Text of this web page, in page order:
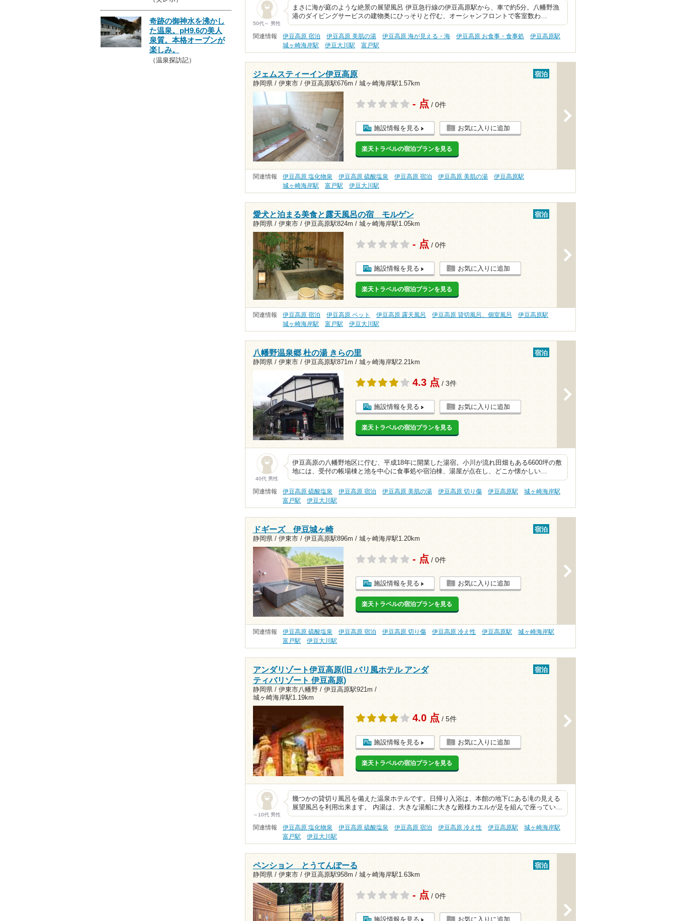
50代～ 男性
まさに海が庭のような絶景の展望風呂 伊豆急行線の伊豆高原駅から、車で約5分。八幡野漁
港のダイビングサービスの建物奥にひっそりと佇む、オーシャンフロントで客室数わ…
関連情報 伊豆高原 宿泊 伊豆高原 美肌の湯 伊豆高原 海が見える・海 伊豆高原 お食事・食事処
伊豆高原駅
城ヶ崎海岸駅
伊豆大川駅 富戸駅
ジェムスティーイン伊豆高原
静岡県 / 伊東市 / 伊豆高原駅676m / 城ヶ崎海岸駅1.57km
宿泊
- 点 / 0件
施設情報を見る お気に入りに追加
楽天トラベルの宿泊プランを見る
関連情報 伊豆高原 塩化物泉 伊豆高原 硫酸塩泉 伊豆高原 宿泊 伊豆高原 美肌の湯
伊豆高原駅
城ヶ崎海岸駅
富戸駅 伊豆大川駅
愛犬と泊まる美食と露天風呂の宿 モルゲン
静岡県 / 伊東市 / 伊豆高原駅824m / 城ヶ崎海岸駅1.05km
宿泊
- 点 / 0件
施設情報を見る お気に入りに追加
楽天トラベルの宿泊プランを見る
関連情報 伊豆高原 宿泊 伊豆高原 ペット 伊豆高原 露天風呂 伊豆高原 貸切風呂、個室風呂
伊豆高原駅
城ヶ崎海岸駅
富戸駅 伊豆大川駅
八幡野温泉郷 杜の湯 きらの里
静岡県 / 伊東市 / 伊豆高原駅871m / 城ヶ崎海岸駅2.21km
宿泊
4.3 点 / 3件
施設情報を見る お気に入りに追加
楽天トラベルの宿泊プランを見る
40代 男性
伊豆高原の八幡野地区に佇む、平成18年に開業した湯宿。小川が流れ田畑もある6600坪の敷
地には、受付の帳場棟と池を中心に食事処や宿泊棟、湯屋が点在し、どこか懐かしい…
関連情報 伊豆高原 硫酸塩泉 伊豆高原 宿泊 伊豆高原 美肌の湯 伊豆高原 切り傷 伊豆高原駅
城ヶ崎海岸駅
富戸駅
伊豆大川駅
ドギーズ 伊豆城ヶ崎
静岡県 / 伊東市 / 伊豆高原駅896m / 城ヶ崎海岸駅1.20km
宿泊
- 点 / 0件
施設情報を見る お気に入りに追加
楽天トラベルの宿泊プランを見る
関連情報 伊豆高原 硫酸塩泉 伊豆高原 宿泊 伊豆高原 切り傷 伊豆高原 冷え性 伊豆高原駅
城ヶ崎海岸駅
富戸駅
伊豆大川駅
アンダリゾート伊豆高原(旧 バリ風ホテル アンダ
ティバリゾート 伊豆高原)
静岡県 / 伊東市八幡野 / 伊豆高原駅921m /
城ヶ崎海岸駅1.19km
宿泊
4.0 点 / 5件
施設情報を見る お気に入りに追加
楽天トラベルの宿泊プランを見る
～10代 男性
幾つかの貸切り風呂を備えた温泉ホテルです。日帰り入浴は、本館の地下にある滝の見える
展望風呂を利用出来ます。 内湯は、大きな湯船に大きな殿様カエルが足を組んで座ってい…
関連情報 伊豆高原 塩化物泉 伊豆高原 硫酸塩泉 伊豆高原 宿泊 伊豆高原 冷え性 伊豆高原駅
城ヶ崎海岸駅
富戸駅
伊豆大川駅
ペンション とうてんぽーる
静岡県 / 伊東市 / 伊豆高原駅958m / 城ヶ崎海岸駅1.63km
宿泊
- 点 / 0件
施設情報を見る お気に入りに追加
奇跡の御神水を沸かし
た温泉。pH9.6の美人
泉質。本格オープンが
楽しみ。
（温泉探訪記）